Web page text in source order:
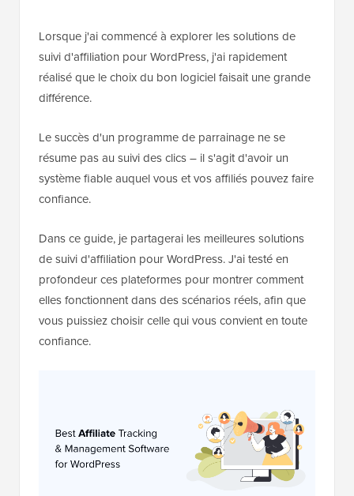
Lorsque j'ai commencé à explorer les solutions de
suivi d'affiliation pour WordPress, j'ai rapidement
réalisé que le choix du bon logiciel faisait une grande
différence.
Le succès d'un programme de parrainage ne se
résume pas au suivi des clics – il s'agit d'avoir un
système fiable auquel vous et vos affiliés pouvez faire
confiance.
Dans ce guide, je partagerai les meilleures solutions
de suivi d'affiliation pour WordPress. J'ai testé en
profondeur ces plateformes pour montrer comment
elles fonctionnent dans des scénarios réels, afin que
vous puissiez choisir celle qui vous convient en toute
confiance.